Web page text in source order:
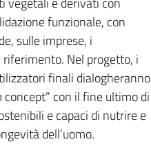
funzionale, con
sulle imprese, i
Nel progetto, i
finali dialogheranno
con il fine ultimo di
e capaci di nutrire e
dell’uomo.